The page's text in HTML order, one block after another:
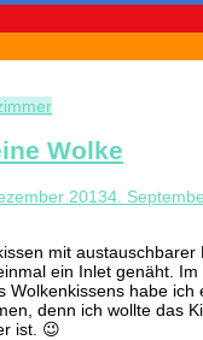
Wolke
20134.
mit austauschbarer
ein Inlet genäht. Im
Wolkenkissens habe ich
denn ich wollte das
ist. 😉